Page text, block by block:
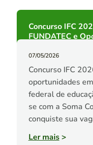
Concurso IFC
FUNDATEC e
07/05/2026
Concurso IFC
oportunidades
federal de
se com a Soma
conquiste sua
Ler mais>